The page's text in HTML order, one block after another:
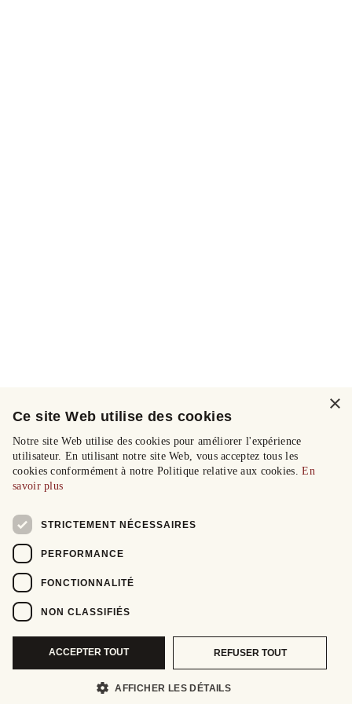
×
Ce site Web utilise des cookies
Notre site Web utilise des cookies pour améliorer l'expérience
utilisateur. En utilisant notre site Web, vous acceptez tous les
cookies conformément à notre Politique relative aux cookies.En
savoir plus
STRICTEMENT NÉCESSAIRES
PERFORMANCE
FONCTIONNALITÉ
NON CLASSIFIÉS
ACCEPTER TOUT REFUSER TOUT
AFFICHER LES DÉTAILS